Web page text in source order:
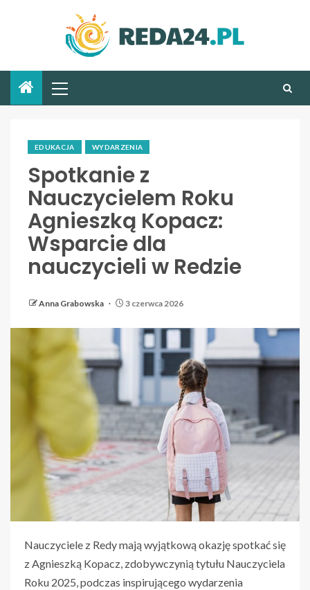
EDUKACJA WYDARZENIA
Spotkanie z
Nauczycielem Roku
Agnieszką Kopacz:
Wsparcie dla
nauczycieli w Redzie
Anna Grabowska 3 czerwca 2026
Nauczyciele z Redy mają wyjątkową okazję spotkać się
z Agnieszką Kopacz, zdobywczynią tytułu Nauczyciela
Roku 2025, podczas inspirującego wydarzenia